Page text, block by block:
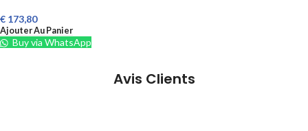
€ 173,80
Ajouter Au Panier
Buy via WhatsApp
Avis Clients